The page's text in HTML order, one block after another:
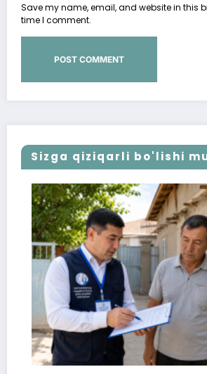
Save my name, email, and website in this
time I comment.
Sizga qiziqarli bo'lishi